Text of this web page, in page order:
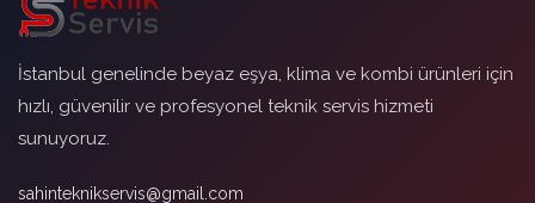
İstanbul genelinde beyaz eşya, klima ve kombi ürünleri için
hızlı, güvenilir ve profesyonel teknik servis hizmeti
sunuyoruz.
sahinteknikservis@gmail.com